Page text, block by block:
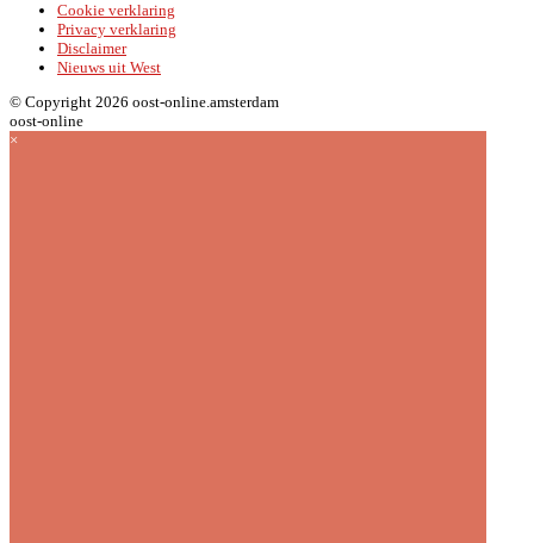
Cookie verklaring
Privacy verklaring
Disclaimer
Nieuws uit West
© Copyright 2026 oost-online.amsterdam
oost-online
×